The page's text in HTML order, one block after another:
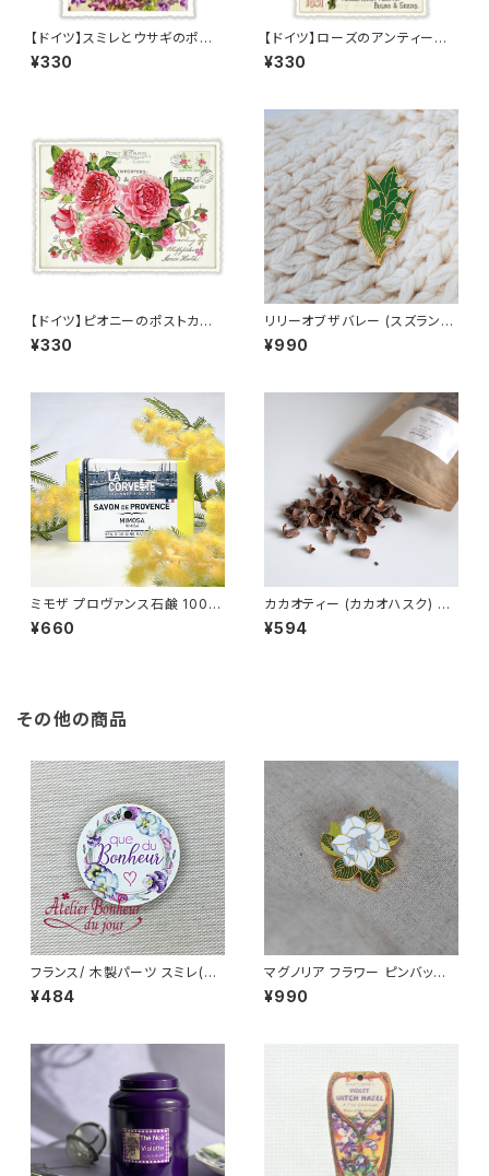
【ドイツ】スミレとウサギのポスト
カード ラメ＆ダイカット加工 ■
輸入ポストカード■ スイートバ
¥330
【ドイツ】ローズのアンティーク
調ポストカード ラメ＆ダイカット
加工 ■輸入ポストカード■ pin
¥330
【ドイツ】ピオニーのポストカー
ド ラメ＆ダイカット加工 ■輸入
ポストカード■ pink peony
¥330
リリーオブザバレー (スズラン)
ピンバッジ Lily of the valley
¥990
ミモザ プロヴァンス石鹸 100g
/LA CORVETTE/ ラ・コルベッ
ト ＜フランス製＞ フレグランス
¥660
カカオティー (カカオハスク) 50
G ショコラマダガスカル Choco
lat Madagascar
¥594
その他の商品
フランス/ 木製パーツ スミレ(パ
ンジー) ラウンド2.5cm 輸入 ウ
ッドパーツ
¥484
マグノリア フラワー ピンバッジ
White Magnolia
¥990